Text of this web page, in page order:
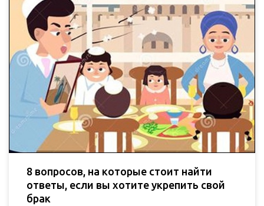
8 вопросов, на которые стоит найти
ответы, если вы хотите укрепить свой
брак